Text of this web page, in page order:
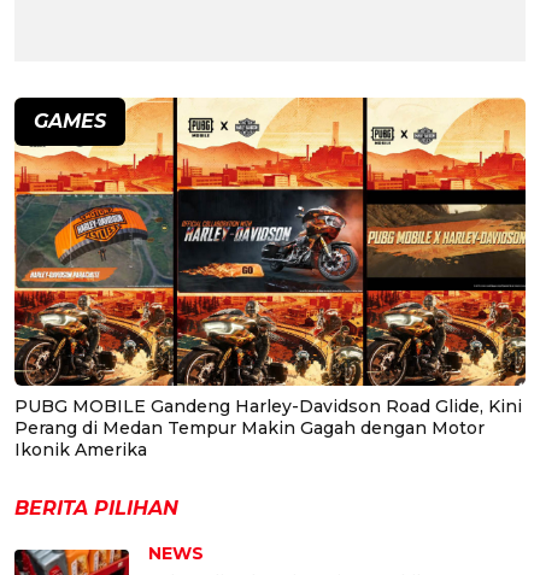
GAMES
PUBG MOBILE Gandeng Harley-Davidson Road Glide, Kini
Perang di Medan Tempur Makin Gagah dengan Motor
Ikonik Amerika
BERITA PILIHAN
NEWS